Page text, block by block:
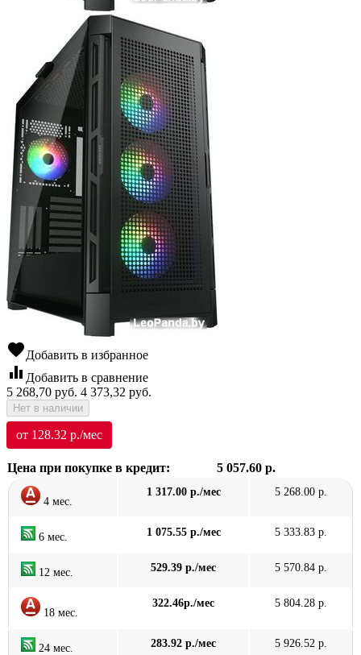
favoriteДобавить в избранное
equalizer Добавить в сравнение
5 268,70 руб. 4 373,32 руб.
Нет в наличии
от 128.32 р./мес
Цена при покупке в кредит: 5 057.60 р.
4 мес.
1 317.00 р./мес 5 268.00 р.
6 мес. 1 075.55 р./мес 5 333.83 р.
12 мес. 529.39 р./мес 5 570.84 р.
18 мес.
322.46р./мес 5 804.28 р.
24 мес. 283.92 р./мес 5 926.52 р.